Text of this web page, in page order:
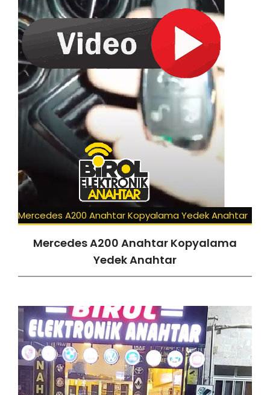
Mercedes A200 Anahtar Kopyalama Yedek Anahtar
Mercedes A200 Anahtar Kopyalama
Yedek Anahtar